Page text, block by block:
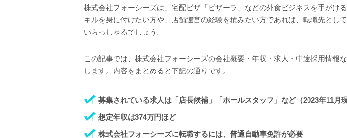
株式会社フォーシーズは、宅配ピザ「ピザーラ」などの外食ビジネスを手がけ
キルを身に付けたい方や、店舗運営の経験を積みたい方であれば、転職先とし
いらっしゃるでしょう。
この記事では、株式会社フォーシーズの会社概要・年収・求人・中途採用情報
します。内容をまとめると下記の通りです。
募集されている求人は「店長候補」「ホールスタッフ」など（2023年11月現
想定年収は374万円ほど
株式会社フォーシーズに転職するには、普通自動車免許が必要